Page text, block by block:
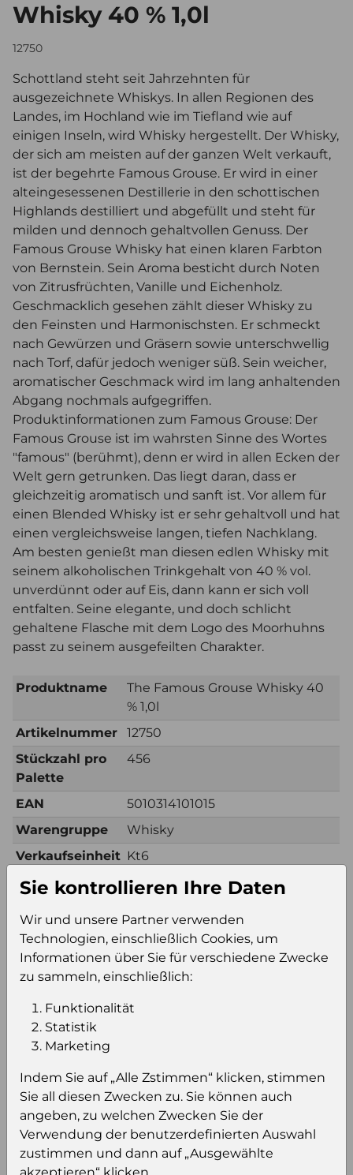
Whisky 40 % 1,0l
12750
Schottland steht seit Jahrzehnten für
ausgezeichnete Whiskys. In allen Regionen des
Landes, im Hochland wie im Tiefland wie auf
einigen Inseln, wird Whisky hergestellt. Der Whisky,
der sich am meisten auf der ganzen Welt verkauft,
ist der begehrte Famous Grouse. Er wird in einer
alteingesessenen Destillerie in den schottischen
Highlands destilliert und abgefüllt und steht für
milden und dennoch gehaltvollen Genuss. Der
Famous Grouse Whisky hat einen klaren Farbton
von Bernstein. Sein Aroma besticht durch Noten
von Zitrusfrüchten, Vanille und Eichenholz.
Geschmacklich gesehen zählt dieser Whisky zu
den Feinsten und Harmonischsten. Er schmeckt
nach Gewürzen und Gräsern sowie unterschwellig
nach Torf, dafür jedoch weniger süß. Sein weicher,
aromatischer Geschmack wird im lang anhaltenden
Abgang nochmals aufgegriffen.
Produktinformationen zum Famous Grouse: Der
Famous Grouse ist im wahrsten Sinne des Wortes
"famous" (berühmt), denn er wird in allen Ecken der
Welt gern getrunken. Das liegt daran, dass er
gleichzeitig aromatisch und sanft ist. Vor allem für
einen Blended Whisky ist er sehr gehaltvoll und hat
einen vergleichsweise langen, tiefen Nachklang.
Am besten genießt man diesen edlen Whisky mit
seinem alkoholischen Trinkgehalt von 40 % vol.
unverdünnt oder auf Eis, dann kann er sich voll
entfalten. Seine elegante, und doch schlicht
gehaltene Flasche mit dem Logo des Moorhuhns
passt zu seinem ausgefeilten Charakter.
Produktname
The Famous Grouse Whisky 40
% 1,0l
Artikelnummer
12750
Stückzahl pro
Palette
456
EAN
5010314101015
Warengruppe
Whisky
Verkaufseinheit Kt6
Palettenlage
Konsumeinheit
Fl
Inhalt des
1 L
Zusätzliche Information
Verkaufseinheit
(VE)
Kt6
Verkaufseinheit
pro Palette
76
Konsumeinheit
Fl
Sie kontrollieren Ihre Daten
Wir und unsere Partner verwenden
Technologien, einschließlich Cookies, um
Informationen über Sie für verschiedene Zwecke
zu sammeln, einschließlich:
Funktionalität
Statistik
Marketing
Indem Sie auf „Alle Zstimmen“ klicken, stimmen
Sie all diesen Zwecken zu. Sie können auch
angeben, zu welchen Zwecken Sie der
Verwendung der benutzerdefinierten Auswahl
zustimmen und dann auf „Ausgewählte